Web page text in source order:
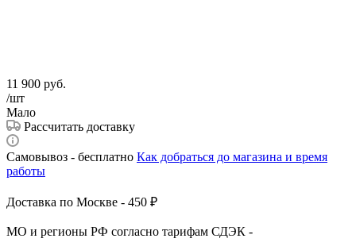
11 900 руб.
/шт
Мало
Рассчитать доставку
Самовывоз - бесплатно Как добраться до магазина и время
работы
Доставка по Москве - 450 ₽
МО и регионы РФ согласно тарифам СДЭК -